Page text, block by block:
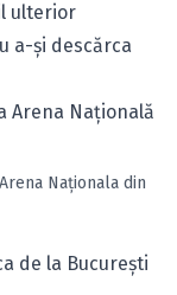
ulterior
a-şi descărca
Arena Naţională
Naţionala din
de la Bucureşti